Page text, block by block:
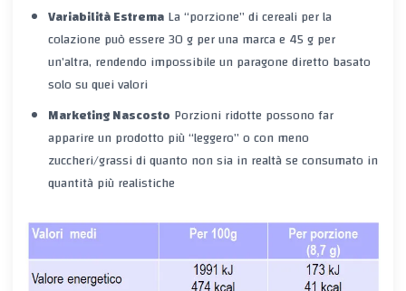
Variabilità EstremaLa “porzione” di cereali per la
colazione può essere 30 g per una marca e 45 g per
un’altra, rendendo impossibile un paragone diretto basato
solo su quei valori
Marketing Nascosto Porzioni ridotte possono far
apparire un prodotto più “leggero” o con meno
zuccheri/grassi di quanto non sia in realtà se consumato in
quantità più realistiche